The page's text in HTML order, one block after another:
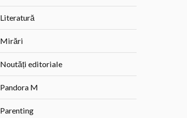
Literatură
Mirări
Noutăți editoriale
Pandora M
Parenting